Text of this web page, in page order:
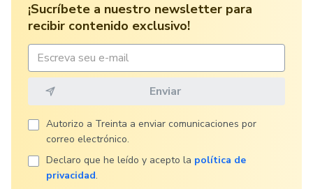
¡Sucríbete a nuestro newsletter para
recibir contenido exclusivo!
Autorizo ​​a Treinta a enviar comunicaciones por
correo electrónico.
Declaro que he leído y acepto la política de
privacidad.